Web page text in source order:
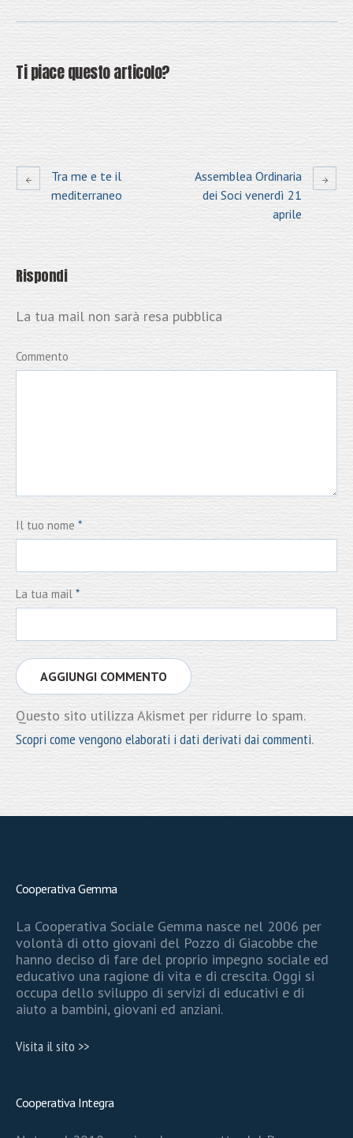
Ti piace questo articolo?
Tra me e te il
mediterraneo
Assemblea Ordinaria
dei Soci venerdì 21
aprile
Rispondi
La tua mail non sarà resa pubblica
Commento
Il tuo nome *
La tua mail *
Questo sito utilizza Akismet per ridurre lo spam.
Scopri come vengono elaborati i dati derivati dai commenti.
Cooperativa Gemma
La Cooperativa Sociale Gemma nasce nel 2006 per
volontà di otto giovani del Pozzo di Giacobbe che
hanno deciso di fare del proprio impegno sociale ed
educativo una ragione di vita e di crescita. Oggi si
occupa dello sviluppo di servizi di educativi e di
aiuto a bambini, giovani ed anziani.
Visita il sito >>
Cooperativa Integra